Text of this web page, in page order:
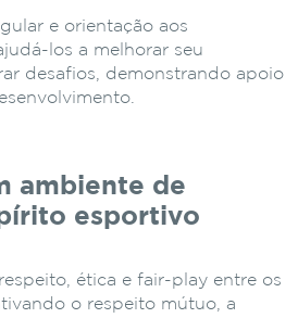
e orientação aos
los a melhorar seu
desafios, demonstrando apoio
ambiente de
esportivo
ética e fair-play entre os
o respeito mútuo, a